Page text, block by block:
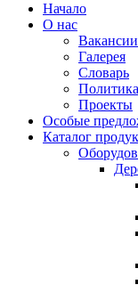
Начало
О нас
Вакансии
Галерея
Словарь
Проекты
Особые
Каталог